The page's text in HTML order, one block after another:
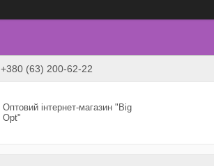
+380 (63) 200-62-22
Оптовий інтернет-магазин "Big
Opt"